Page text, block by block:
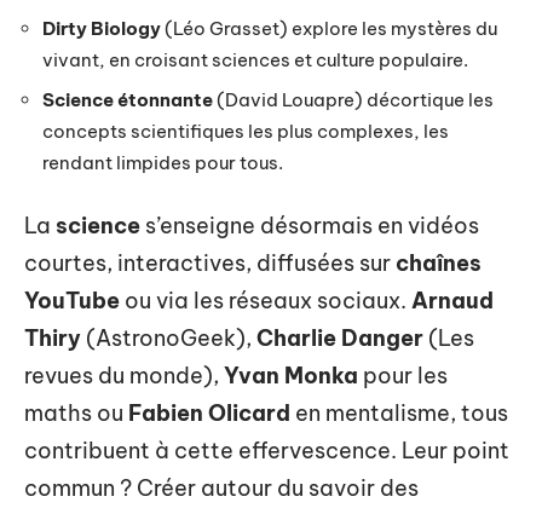
Dirty Biology(Léo Grasset) explore les mystères du
vivant, en croisant sciences et culture populaire.
Science étonnante(David Louapre) décortique les
concepts scientifiques les plus complexes, les
rendant limpides pour tous.
La science s’enseigne désormais en vidéos
courtes, interactives, diffusées sur chaînes
YouTube ou via les réseaux sociaux. Arnaud
Thiry (AstronoGeek), Charlie Danger (Les
revues du monde), Yvan Monka pour les
maths ou Fabien Olicard en mentalisme, tous
contribuent à cette effervescence. Leur point
commun ? Créer autour du savoir des